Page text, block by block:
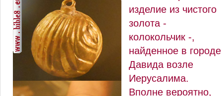
изделие из чистого
золота -
колокольчик -,
найденное в городе
Давида возле
Иерусалима.
Вполне вероятно,